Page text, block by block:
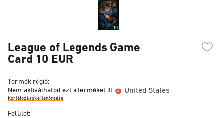
League of Legends Game
Card 10 EUR
Termék régió:
Nem aktiválhatod ezt a terméket itt:
United States
Korlátozások ellenőrzése
Felület: